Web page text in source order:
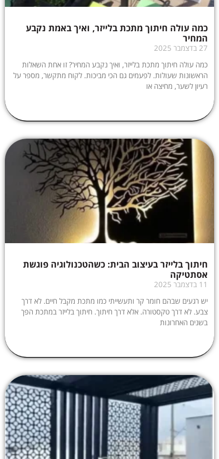
כמה עולה חיתוך מתכת בלייזר, ואיך באמת נקבע
המחיר
27 בדצמבר 2025
כמה עולה חיתוך מתכת בלייזר, ואיך נקבע המחיר? זו אחת השאלות
הראשונות שעולות. לפעמים גם הכי מביכות. לקוח מתקשר, מספר על
רעיון לשער, מחיצה או
חיתוך בלייזר בעיצוב הבית: כשהטכנולוגיה פוגשת
אסתטיקה
11 בדצמבר 2025
יש רגעים שבהם חומר קר ותעשייתי כמו מתכת מקבל חיים. לא דרך
צבע. לא דרך טקסטורה. אלא דרך חיתוך. חיתוך בלייזר במתכת הפך
בשנים האחרונות